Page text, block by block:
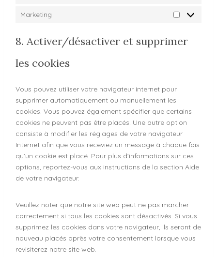
Marketing
8. Activer/désactiver et supprimer
les cookies
Vous pouvez utiliser votre navigateur internet pour
supprimer automatiquement ou manuellement les
cookies. Vous pouvez également spécifier que certains
cookies ne peuvent pas être placés. Une autre option
consiste à modifier les réglages de votre navigateur
Internet afin que vous receviez un message à chaque fois
qu’un cookie est placé. Pour plus d’informations sur ces
options, reportez-vous aux instructions de la section Aide
de votre navigateur.
Veuillez noter que notre site web peut ne pas marcher
correctement si tous les cookies sont désactivés. Si vous
supprimez les cookies dans votre navigateur, ils seront de
nouveau placés après votre consentement lorsque vous
revisiterez notre site web.